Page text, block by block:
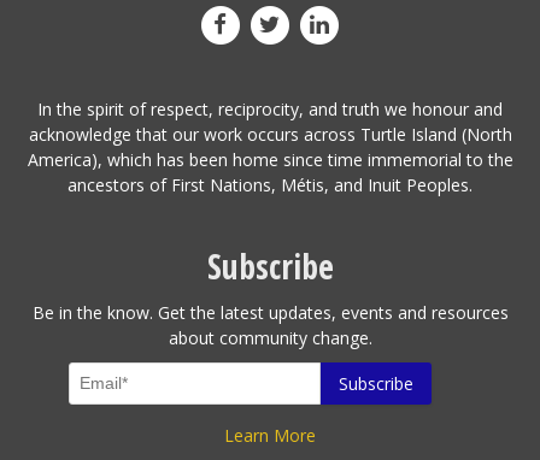
In the spirit of respect, reciprocity, and truth we honour and
acknowledge that our work occurs across Turtle Island (North
America), which has been home since time immemorial to the
ancestors of First Nations, Métis, and Inuit Peoples.
Subscribe
Be in the know. Get the latest updates, events and resources
about community change.
Learn More